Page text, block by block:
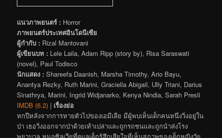
แนวภาพยนตร์ : Horror
ภาพยนตร์ประเทศอินโดนีเซีย
ผู้กำกับ : Rizal Mantovani
ผู้เขียนบท : Lele Laila, Adam Ripp (story by), Risa Saraswati
(novel), Paul Todisco
นักแสดง : Shareefa Daanish, Marsha Timothy, Ario Bayu,
Anantya Rezky, Ruth Marini, Graciella Abigail, Ully Triani, Darius
Sinathrya, Marini, Ingrid Widjanarko, Kenya Nindia, Sarah Presli
IMDB (6.2) | เรื่องย่อ
หกปีหลังจากการหายตัวไปของเอมีเลีย มีผู้พบเห็นเด็กคนหนึ่งวิ่งอยู่ใน
ป่า เธอวิ่งออกจากป่าด้วยเท้าเปล่าและถูกรถชนและถูกนำส่งโรง